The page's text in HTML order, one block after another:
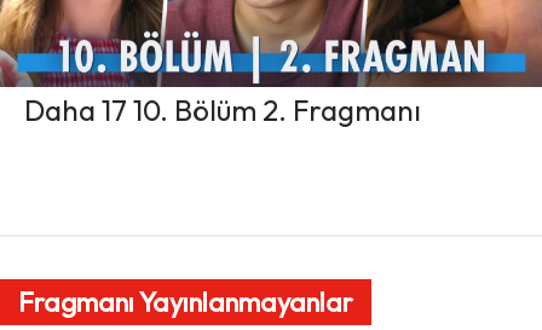
Daha 17 10. Bölüm 2. Fragmanı
Fragmanı Yayınlanmayanlar